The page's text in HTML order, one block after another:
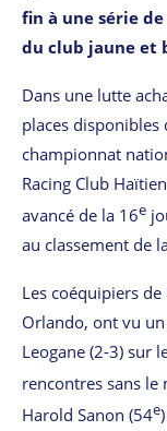
fin à une série
du club jaune et
Dans une lutte
places disponibles
championnat
Racing Club
avancé de la 16e
au classement de
Les coéquipiers
Orlando, ont vu
Leogane (2-3) sur
rencontres sans
Harold Sanon (54e